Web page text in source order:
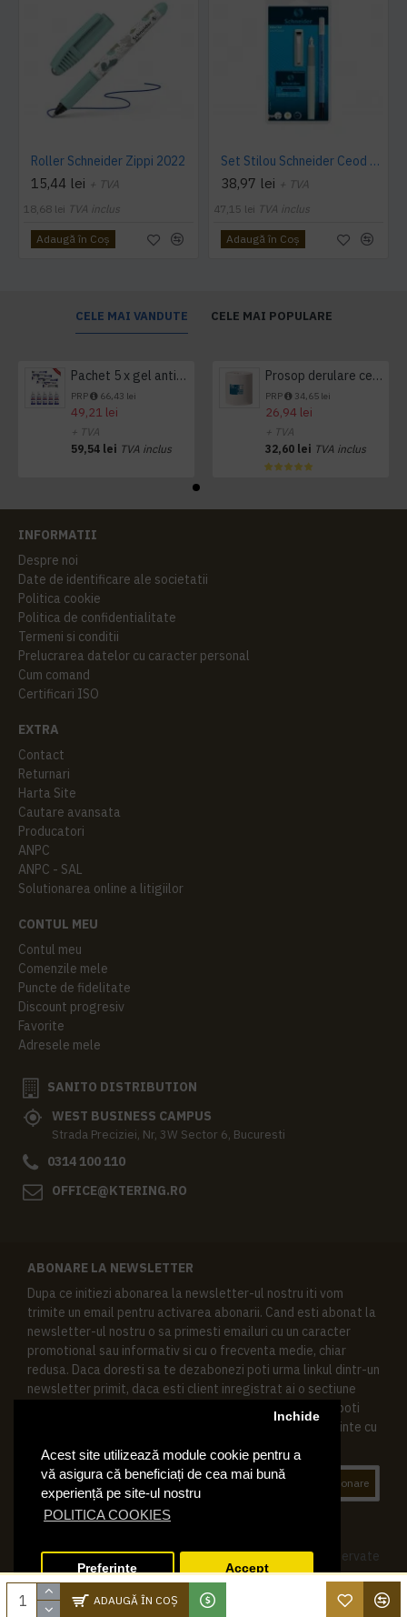
Acest site utilizează module cookie pentru a
vă asigura că beneficiați de cea mai bună
experiență pe site-ul nostru
POLITICA COOKIES
Inchide
Preferinte Accept
ADAUGĂ ÎN COŞ
Roller Schneider Zippi 2022
15,44 lei + TVA
18,68 lei TVA inclus
Adaugă în Coş
Set Stilou Schneider Ceod + Pic Corry + 6 patroane cerneală
38,97 lei + TVA
47,15 lei TVA inclus
Adaugă în Coş
CELE MAI VANDUTE CELE MAI POPULARE
Pachet 5 x gel antibacterian 50ml si 3 x Servetele antibacteriene 48 buc Hygienium
PRP 66,43 lei
49,21 lei
+ TVA
59,54 lei TVA inclus
Prosop derulare centrala 1 pliu, 300 m Tork
PRP 34,65 lei
26,94 lei
+ TVA
32,60 lei TVA inclus
INFORMATII
Despre noi
Date de identificare ale societatii
Politica cookie
Politica de confidentialitate
Termeni si conditii
Prelucrarea datelor cu caracter personal
Cum comand
Certificari ISO
EXTRA
Contact
Returnari
Harta Site
Cautare avansata
Producatori
ANPC
ANPC - SAL
Solutionarea online a litigiilor
CONTUL MEU
Contul meu
Comenzile mele
Puncte de fidelitate
Discount progresiv
Favorite
Adresele mele
SANITO DISTRIBUTION
WEST BUSINESS CAMPUS
Strada Preciziei, Nr, 3W Sector 6, Bucuresti
0314 100 110
OFFICE@KTERING.RO
ABONARE LA NEWSLETTER
Dupa ce initiezi abonarea la newsletter-ul nostru iti vom
trimite un email pentru activarea abonarii. Cand esti abonat la
newsletter-ul nostru o sa primesti emailuri cu un caracter
promotional sau informativ si cu o frecventa medie, chiar
redusa. Daca doresti sa te dezabonezi poti urma linkul dintr-un
newsletter primit, daca esti client inregistrat ai o sectiune
speciala in contul tau in acest scop, si de asemenea ne poti
contacta oricand pe email pentru orice intrebari sau cerinte cu
Abonare
© 2019 Ktering.ro , Toate drepturile rezervate